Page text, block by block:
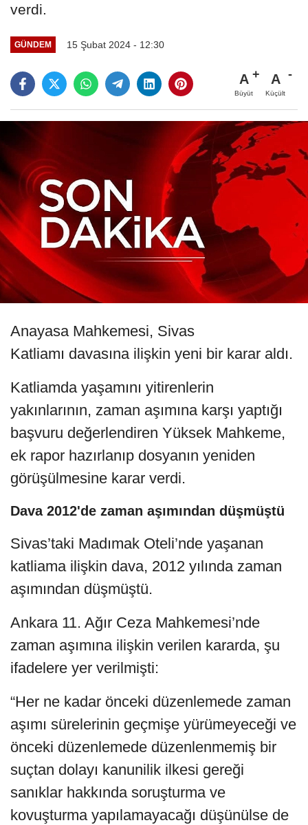
verdi.
GÜNDEM 15 Şubat 2024 - 12:30
A
Büyüt
A
Küçült
Anayasa Mahkemesi, Sivas
Katliamı davasına ilişkin yeni bir karar aldı.
Katliamda yaşamını yitirenlerin
yakınlarının, zaman aşımına karşı yaptığı
başvuru değerlendiren Yüksek Mahkeme,
ek rapor hazırlanıp dosyanın yeniden
görüşülmesine karar verdi.
Dava 2012'de zaman aşımından düşmüştü
Sivas’taki Madımak Oteli’nde yaşanan
katliama ilişkin dava, 2012 yılında zaman
aşımından düşmüştü.
Ankara 11. Ağır Ceza Mahkemesi’nde
zaman aşımına ilişkin verilen kararda, şu
ifadelere yer verilmişti:
“Her ne kadar önceki düzenlemede zaman
aşımı sürelerinin geçmişe yürümeyeceği ve
önceki düzenlemede düzenlenmemiş bir
suçtan dolayı kanunilik ilkesi gereği
sanıklar hakkında soruşturma ve
kovuşturma yapılamayacağı düşünülse de